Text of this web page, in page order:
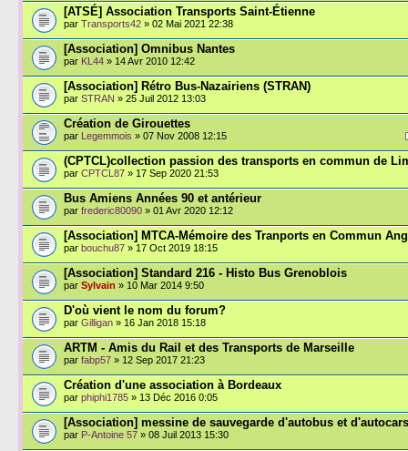
[ATSÉ] Association Transports Saint-Étienne
par Transports42 » 02 Mai 2021 22:38
[Association] Omnibus Nantes
par KL44 » 14 Avr 2010 12:42
[Association] Rétro Bus-Nazairiens (STRAN)
par STRAN » 25 Juil 2012 13:03
Création de Girouettes
par Legemmois » 07 Nov 2008 12:15
(CPTCL)collection passion des transports en commun de
par CPTCL87 » 17 Sep 2020 21:53
Bus Amiens Années 90 et antérieur
par frederic80090 » 01 Avr 2020 12:12
[Association] MTCA-Mémoire des Tranports en Commun
par bouchu87 » 17 Oct 2019 18:15
[Association] Standard 216 - Histo Bus Grenoblois
par Sylvain » 10 Mar 2014 9:50
D'où vient le nom du forum?
par Gilligan » 16 Jan 2018 15:18
ARTM - Amis du Rail et des Transports de Marseille
par fabp57 » 12 Sep 2017 21:23
Création d'une association à Bordeaux
par phiphi1785 » 13 Déc 2016 0:05
[Association] messine de sauvegarde d'autobus et d'autocars
par P-Antoine 57 » 08 Juil 2013 15:30